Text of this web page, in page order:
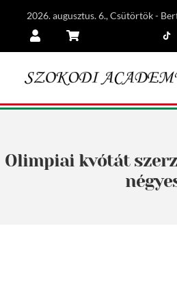
2026. augusztus. 6., Csütörtök -
Olimpiai kvótát